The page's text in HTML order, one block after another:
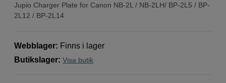
Jupio Charger Plate for Canon NB-2L / NB-2LH/ BP-2L5 / BP-
2L12 / BP-2L14
Webblager: Finns i lager
Butikslager: Visa butik